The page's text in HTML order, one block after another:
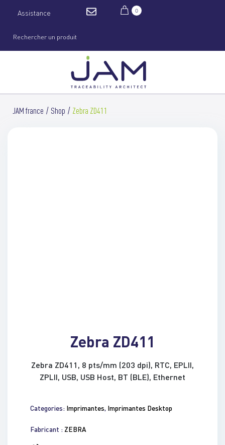
Assistance 0
JAM france Shop Zebra ZD411
Zebra ZD411
Zebra ZD411, 8 pts/mm (203 dpi), RTC, EPLII,
ZPLII, USB, USB Host, BT (BLE), Ethernet
Categories: Imprimantes, Imprimantes Desktop
Fabricant : ZEBRA